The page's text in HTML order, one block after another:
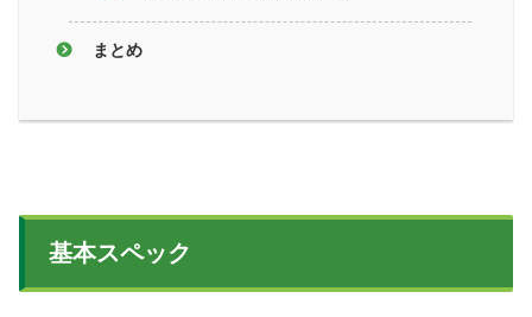
まとめ
基本スペック